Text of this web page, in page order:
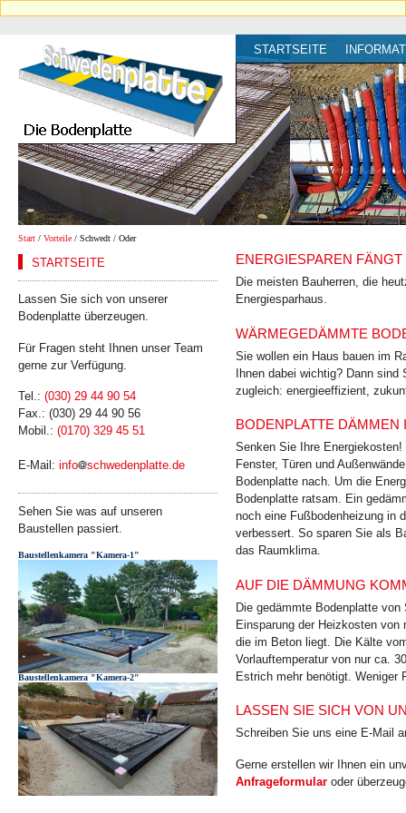
STARTSEITE
Start / Vorteile / Schwedt / Oder
STARTSEITE
Lassen Sie sich von unserer
Bodenplatte überzeugen.
Für Fragen steht Ihnen unser Team
gerne zur Verfügung.
Tel.: (030) 29 44 90 54
Fax.: (030) 29 44 90 56
Mobil.: (0170) 329 45 51
E-Mail: info schwedenplatte.de
Sehen Sie was auf unseren
Baustellen passiert.
Baustellenkamera "Kamera-1"
Baustellenkamera "Kamera-2"
ENERGIESPAREN
Die meisten Bauherren, die
Energiesparhaus.
WÄRMEGEDÄMMTE
Sie wollen ein Haus bauen im
Ihnen dabei wichtig? Dann
zugleich: energie­effizient,
BODENPLATTE
Senken Sie Ihre
Fenster, Türen und
Bodenplatte nach. Um die
Bodenplatte ratsam. Ein
noch eine Fußbodenheizung in
verbessert. So sparen Sie als
das Raumklima.
AUF DIE DÄMMUNG
Die gedämmte Bodenplatte
Einsparung der Heizkosten
die im Beton liegt. Die Kälte
Vorlauftemperatur von nur ca.
Estrich mehr benötigt. Weniger
LASSEN SIE SICH VON
Schreiben Sie uns eine E-Mail
Gerne erstellen wir Ihnen ein
Anfrageformular oder